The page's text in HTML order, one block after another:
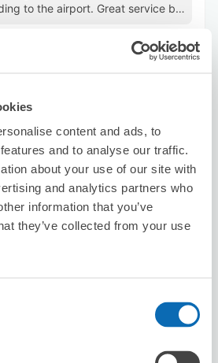
content and ads, to
and to analyse our traffic.
about your use of our site with
and analytics partners who
information that you’ve
they’ve collected from your use
to the airport. Great service by
バッグサイズ:50
空き時間
火 8/12水 8/13木 8/14金